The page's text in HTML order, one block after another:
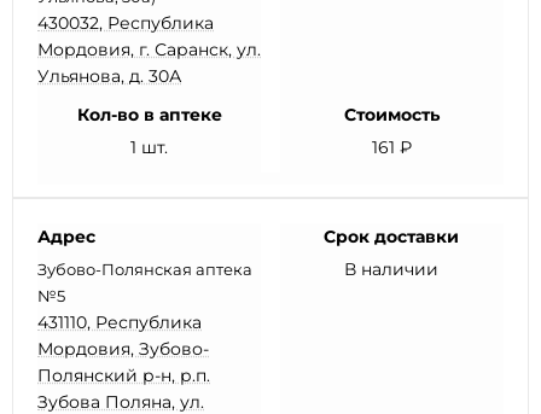
430032, Республика
Мордовия, г. Саранск, ул.
Ульянова, д. 30А
Кол-во в аптеке
1 шт.
Стоимость
161 ₽
Адрес
Зубово-Полянская аптека
№5
431110, Республика
Мордовия, Зубово-
Полянский р-н, р.п.
Зубова Поляна, ул.
Срок доставки
В наличии